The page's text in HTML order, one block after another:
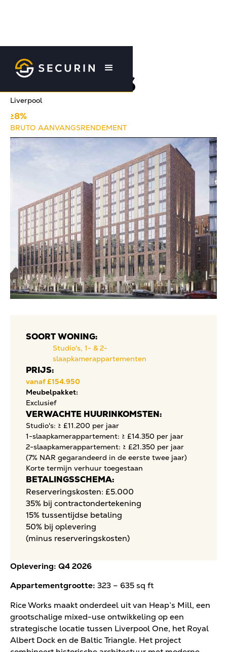
Terug naar overzicht
RICE WORKS
Liverpool
≥8%
BRUTO AANVANGSRENDEMENT
SOORT WONING:
Studio's, 1- & 2-
slaapkamerappartementen
PRIJS:
vanaf £154.950
Meubelpakket:
Exclusief
VERWACHTE HUURINKOMSTEN:
Studio's: ≥ £11.200 per jaar
1-slaapkamerappartement: ≥ £14.350 per jaar
2-slaapkamerappartement: ≥ £21.350 per jaar
(7% NAR gegarandeerd in de eerste twee jaar)
Korte termijn verhuur toegestaan
BETALINGSSCHEMA:
Reserveringskosten: £5.000
35% bij contractondertekening
15% tussentijdse betaling
50% bij oplevering
(minus reserveringskosten)
Oplevering: Q4 2026
Appartementgrootte: 323 – 635 sq ft
Rice Works maakt onderdeel uit van Heap’s Mill, een
grootschalige mixed-use ontwikkeling op een
strategische locatie tussen Liverpool One, het Royal
Albert Dock en de Baltic Triangle. Het project